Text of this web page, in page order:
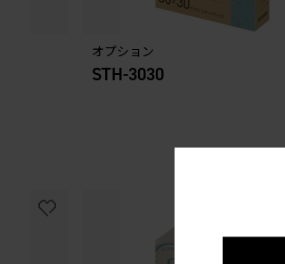
オプション
STH-3030